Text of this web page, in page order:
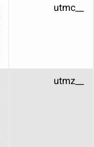
__utmc
__utmz